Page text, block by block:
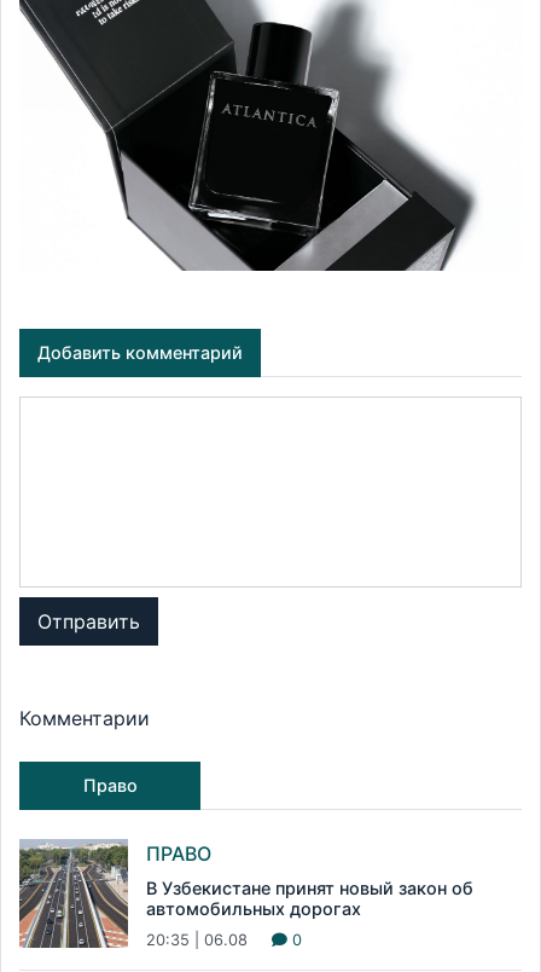
Добавить комментарий
Отправить
Комментарии
Право
ПРАВО
В Узбекистане принят новый закон об
автомобильных дорогах
20:35 | 06.08 0